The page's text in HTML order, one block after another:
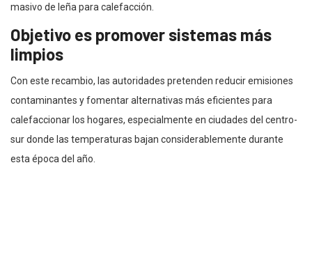
masivo de leña para calefacción.
Objetivo es promover sistemas más
limpios
Con este recambio, las autoridades pretenden reducir emisiones
contaminantes y fomentar alternativas más eficientes para
calefaccionar los hogares, especialmente en ciudades del centro-
sur donde las temperaturas bajan considerablemente durante
esta época del año.